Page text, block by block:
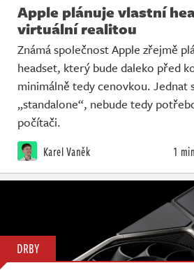
Apple plánuje vlastní
virtuální realitou
Známá společnost Apple zřejmě
headset, který bude daleko před
minimálně tedy cenovkou. Jednat
„standalone“, nebude tedy
počítači.
Karel Vaněk 1
DRBY